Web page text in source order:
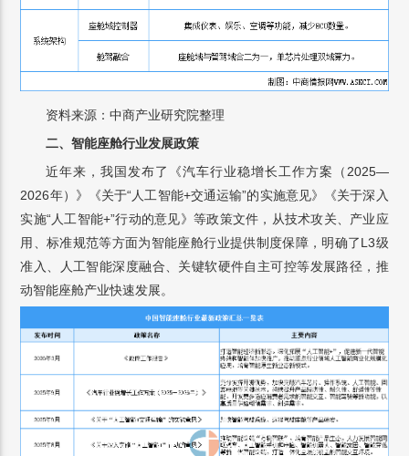
资料来源：中商产业研究院整理
二、智能座舱行业发展政策
近年来，我国发布了《汽车行业稳增长工作方案（2025—
2026年）》《关于“人工智能+交通运输”的实施意见》《关于深入
实施“人工智能+”行动的意见》等政策文件，从技术攻关、产业应
用、标准规范等方面为智能座舱行业提供制度保障，明确了L3级
准入、人工智能深度融合、关键软硬件自主可控等发展路径，推
动智能座舱产业快速发展。